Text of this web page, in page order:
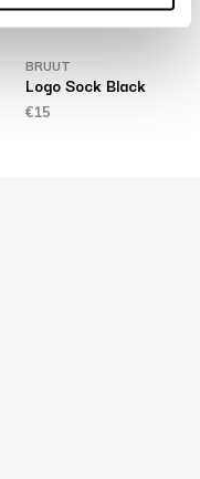
BRUUT
Logo Sock Black
€15